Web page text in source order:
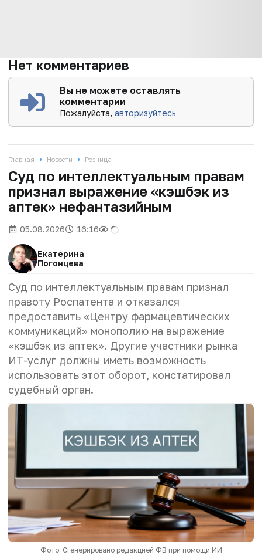
Нет комментариев
Вы не можете оставлять
комментарии
Пожалуйста,авторизуйтесь
Главная • Новости • Розница
Суд по интеллектуальным правам
признал выражение «кэшбэк из
аптек» нефантазийным
05.08.2026 16:16
Екатерина
Погонцева
Суд по интеллектуальным правам признал
правоту Роспатента и отказался
предоставить «Центру фармацевтических
коммуникаций» монополию на выражение
«кэшбэк из аптек». Другие участники рынка
ИТ-услуг должны иметь возможность
использовать этот оборот, констатировал
судебный орган.
Фото: Сгенерировано редакцией ФВ при помощи ИИ